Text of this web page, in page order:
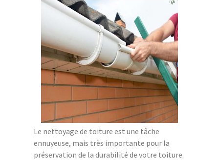
Le nettoyage de toiture est une tâche
ennuyeuse, mais très importante pour la
préservation de la durabilité de votre toiture.